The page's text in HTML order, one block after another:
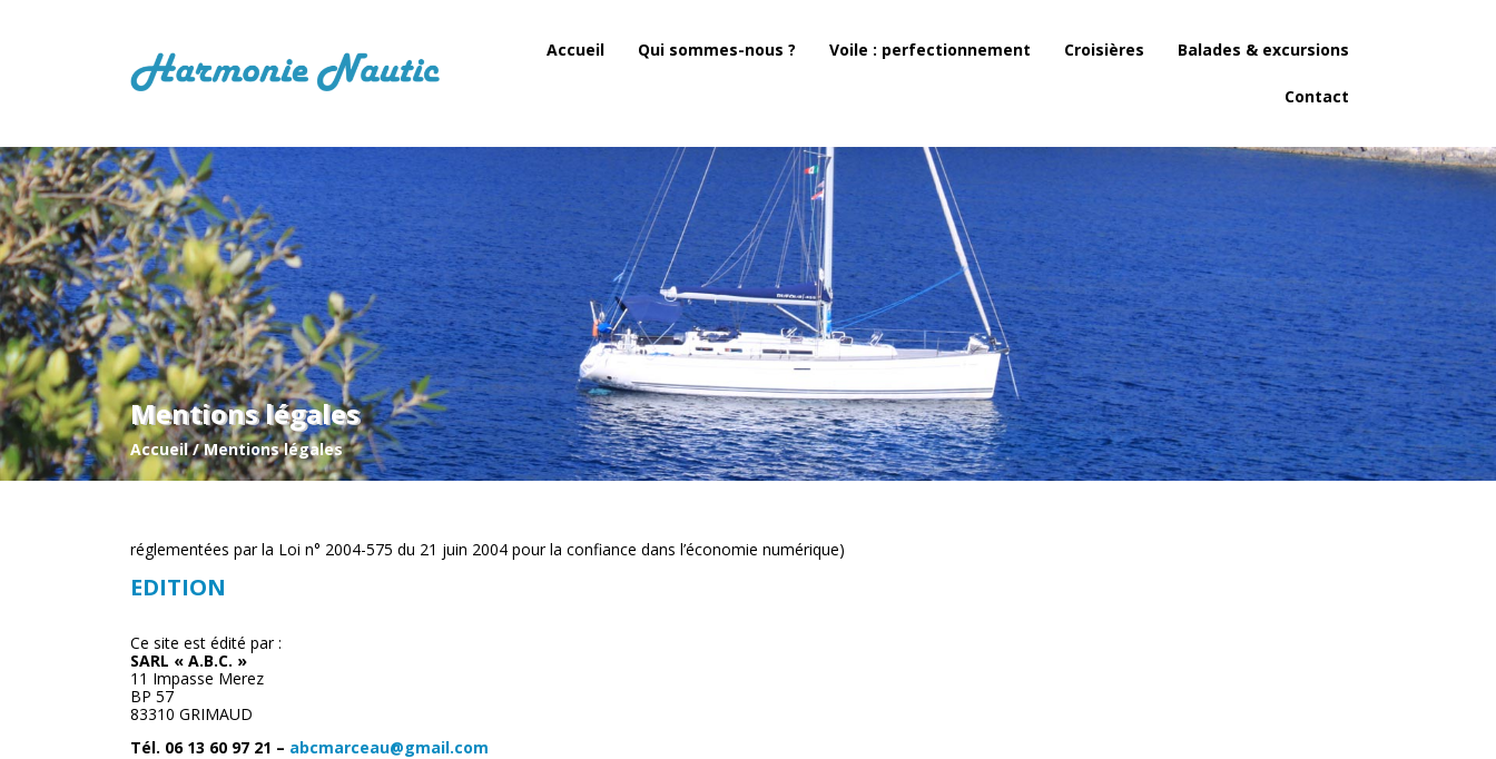
Accueil Qui sommes-nous ? Voile : perfectionnement Croisières Balades & excursions
Contact
Mentions légales
Accueil/Mentions légales
réglementées par la Loi n° 2004-575 du 21 juin 2004 pour la confiance dans l’économie numérique)
EDITION
Ce site est édité par :
SARL « A.B.C. »
11 Impasse Merez
BP 57
83310 GRIMAUD
Tél. 06 13 60 97 21 – abcmarceau@gmail.com